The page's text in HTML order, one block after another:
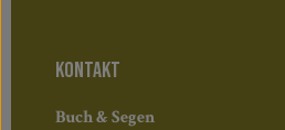
KONTAKT
Buch & Segen